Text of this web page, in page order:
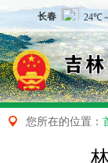
 您所在的位置：